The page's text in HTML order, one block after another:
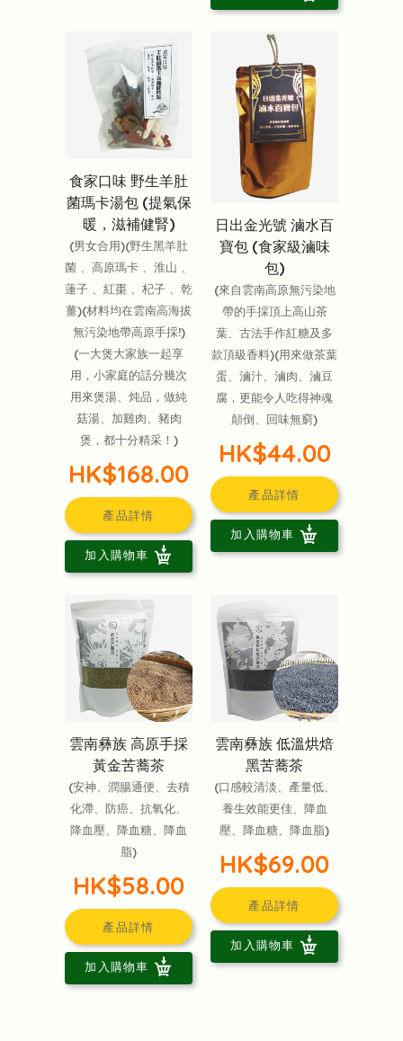
食家口味 野生羊肚
菌瑪卡湯包 (提氣保
暖，滋補健腎)
(男女合用)(野生黑羊肚
菌 、高原瑪卡 、淮山 、
蓮子 、紅棗 、杞子 、乾
薑)(材料均在雲南高海拔
無污染地帶高原手採!)
(一大煲大家族一起享
用，小家庭的話分幾次
用來煲湯、炖品，做純
菇湯、加雞肉、豬肉
煲，都十分精采！)
HK$168.00
產品詳情
加入購物車
日出金光號 滷水百
寶包 (食家級滷味
包)
(來自雲南高原無污染地
帶的手採頂上高山茶
葉、古法手作紅糖及多
款頂級香料)(用來做茶葉
蛋、滷汁、滷肉、滷豆
腐，更能令人吃得神魂
顛倒、回味無窮)
HK$44.00
產品詳情
加入購物車
雲南彝族 高原手採
黃金苦蕎茶
(安神、潤腸通便、去積
化滯、防癌、抗氧化、
降血壓、降血糖、降血
脂)
HK$58.00
產品詳情
加入購物車
雲南彝族 低溫烘焙
黑苦蕎茶
(口感較清淡、產量低、
養生效能更佳、降血
壓、降血糖、降血脂)
HK$69.00
產品詳情
加入購物車